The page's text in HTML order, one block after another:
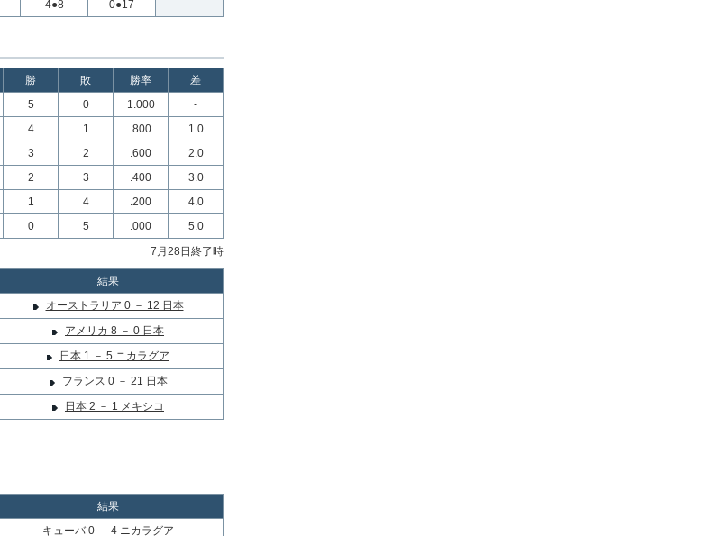
4●8 0●17
勝 敗 勝率
差
5 0 1.000
-
4 1 .800
1.0
3 2 .600
2.0
2 3 .400
3.0
1 4 .200
4.0
0 5 .000
5.0
7月28日終了時
結果
オーストラリア 0 － 12 日本
アメリカ 8 － 0 日本
日本 1 － 5 ニカラグア
フランス 0 － 21 日本
日本 2 － 1 メキシコ
結果
キューバ 0 － 4 ニカラグア